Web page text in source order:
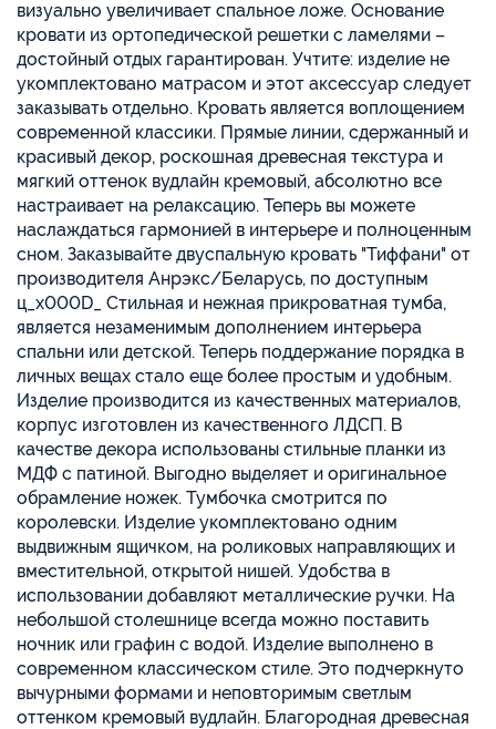
визуально увеличивает спальное ложе. Основание
кровати из ортопедической решетки с ламелями –
достойный отдых гарантирован. Учтите: изделие не
укомплектовано матрасом и этот аксессуар следует
заказывать отдельно. Кровать является воплощением
современной классики. Прямые линии, сдержанный и
красивый декор, роскошная древесная текстура и
мягкий оттенок вудлайн кремовый, абсолютно все
настраивает на релаксацию. Теперь вы можете
наслаждаться гармонией в интерьере и полноценным
сном. Заказывайте двуспальную кровать "Тиффани" от
производителя Анрэкс/Беларусь, по доступным
ц_x000D_ Стильная и нежная прикроватная тумба,
является незаменимым дополнением интерьера
спальни или детской. Теперь поддержание порядка в
личных вещах стало еще более простым и удобным.
Изделие производится из качественных материалов,
корпус изготовлен из качественного ЛДСП. В
качестве декора использованы стильные планки из
МДФ с патиной. Выгодно выделяет и оригинальное
обрамление ножек. Тумбочка смотрится по
королевски. Изделие укомплектовано одним
выдвижным ящичком, на роликовых направляющих и
вместительной, открытой нишей. Удобства в
использовании добавляют металлические ручки. На
небольшой столешнице всегда можно поставить
ночник или графин с водой. Изделие выполнено в
современном классическом стиле. Это подчеркнуто
вычурными формами и неповторимым светлым
оттенком кремовый вудлайн. Благородная древесная